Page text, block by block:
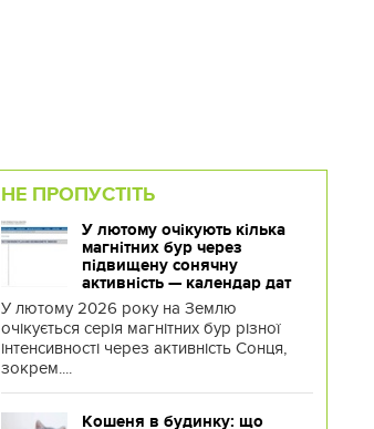
НЕ ПРОПУСТІТЬ
У лютому очікують кілька
магнітних бур через
підвищену сонячну
активність — календар дат
У лютому 2026 року на Землю
очікується серія магнітних бур різної
інтенсивності через активність Сонця,
зокрем....
Кошеня в будинку: що